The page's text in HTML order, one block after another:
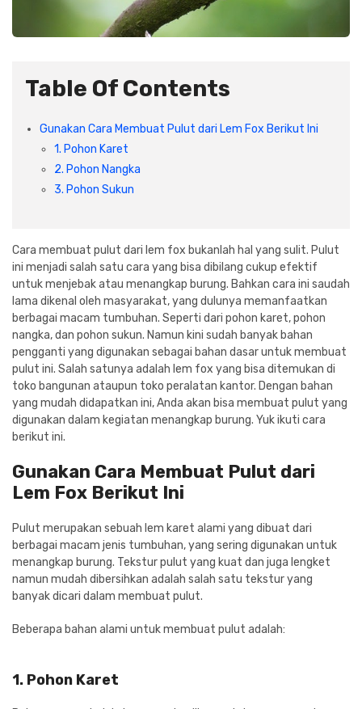
Peralatan & Perkakas
Aksesoris Perabot
Scaffolding
Konstruksi
Cat dan Kimia
Saniter
Besi Profil & Baja
Semen & Sejenisnya
Table Of Contents
Gunakan Cara Membuat Pulut dari Lem Fox Berikut Ini
1. Pohon Karet
2. Pohon Nangka
3. Pohon Sukun
Cara membuat pulut dari lem fox bukanlah hal yang sulit. Pulut
ini menjadi salah satu cara yang bisa dibilang cukup efektif
untuk menjebak atau menangkap burung. Bahkan cara ini saudah
lama dikenal oleh masyarakat, yang dulunya memanfaatkan
berbagai macam tumbuhan. Seperti dari pohon karet, pohon
nangka, dan pohon sukun. Namun kini sudah banyak bahan
pengganti yang digunakan sebagai bahan dasar untuk membuat
pulut ini. Salah satunya adalah lem fox yang bisa ditemukan di
toko bangunan ataupun toko peralatan kantor. Dengan bahan
yang mudah didapatkan ini, Anda akan bisa membuat pulut yang
digunakan dalam kegiatan menangkap burung. Yuk ikuti cara
berikut ini.
Gunakan Cara Membuat Pulut dari
Lem Fox Berikut Ini
Pulut merupakan sebuah lem karet alami yang dibuat dari
berbagai macam jenis tumbuhan, yang sering digunakan untuk
menangkap burung. Tekstur pulut yang kuat dan juga lengket
namun mudah dibersihkan adalah salah satu tekstur yang
banyak dicari dalam membuat pulut.
Beberapa bahan alami untuk membuat pulut adalah:
1. Pohon Karet